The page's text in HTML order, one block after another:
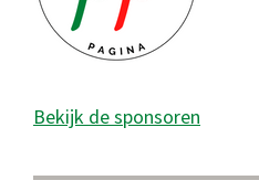
Bekijk de sponsoren